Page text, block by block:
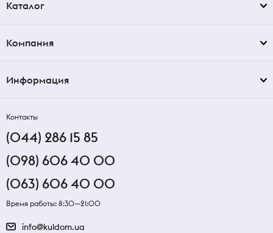
Каталог
Компания
Информация
Контакты
(044) 286 15 85
(098) 606 40 00
(063) 606 40 00
Время работы: 8:30—21:00
info@kuldom.ua